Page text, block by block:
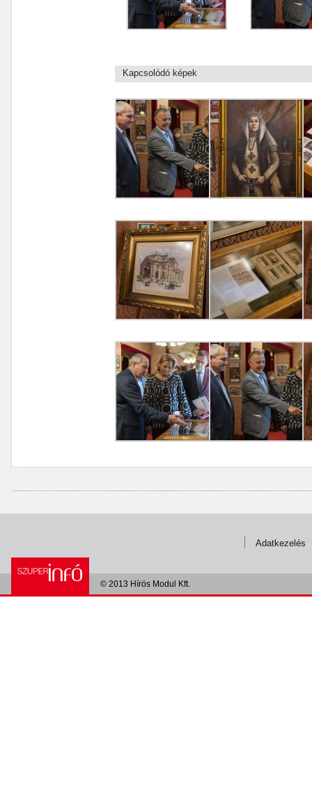
Kapcsolódó képek
Adatkezelés
© 2013 Hírös Modul Kft.